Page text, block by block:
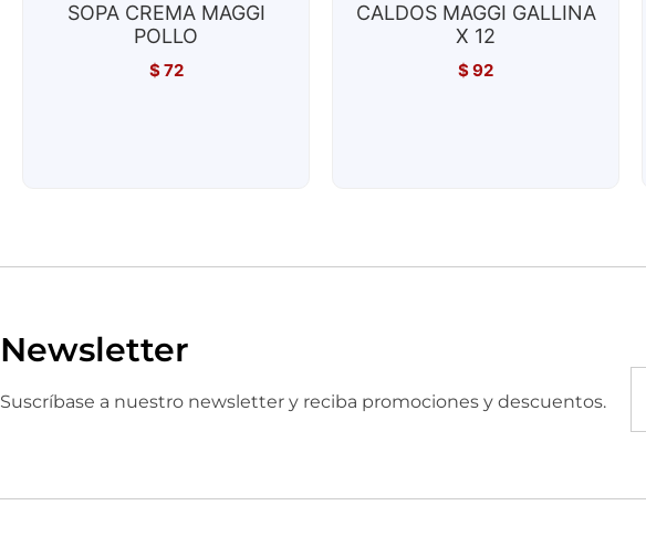
SOPA CREMA MAGGI
POLLO
$72
CALDOS MAGGI GALLINA
X 12
$92
Newsletter
Suscríbase a nuestro newsletter y reciba promociones y descuentos.